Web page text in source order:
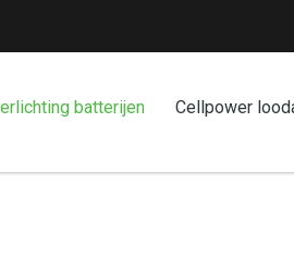
batterijen Cellpower